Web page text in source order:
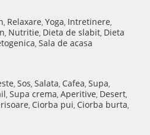
, Relaxare, Yoga, Intretinere,
, Nutritie, Dieta de slabit, Dieta
, Sala de acasa
, Sos, Salata, Cafea, Supa,
, Supa crema, Aperitive, Desert,
, Ciorba pui, Ciorba burta,